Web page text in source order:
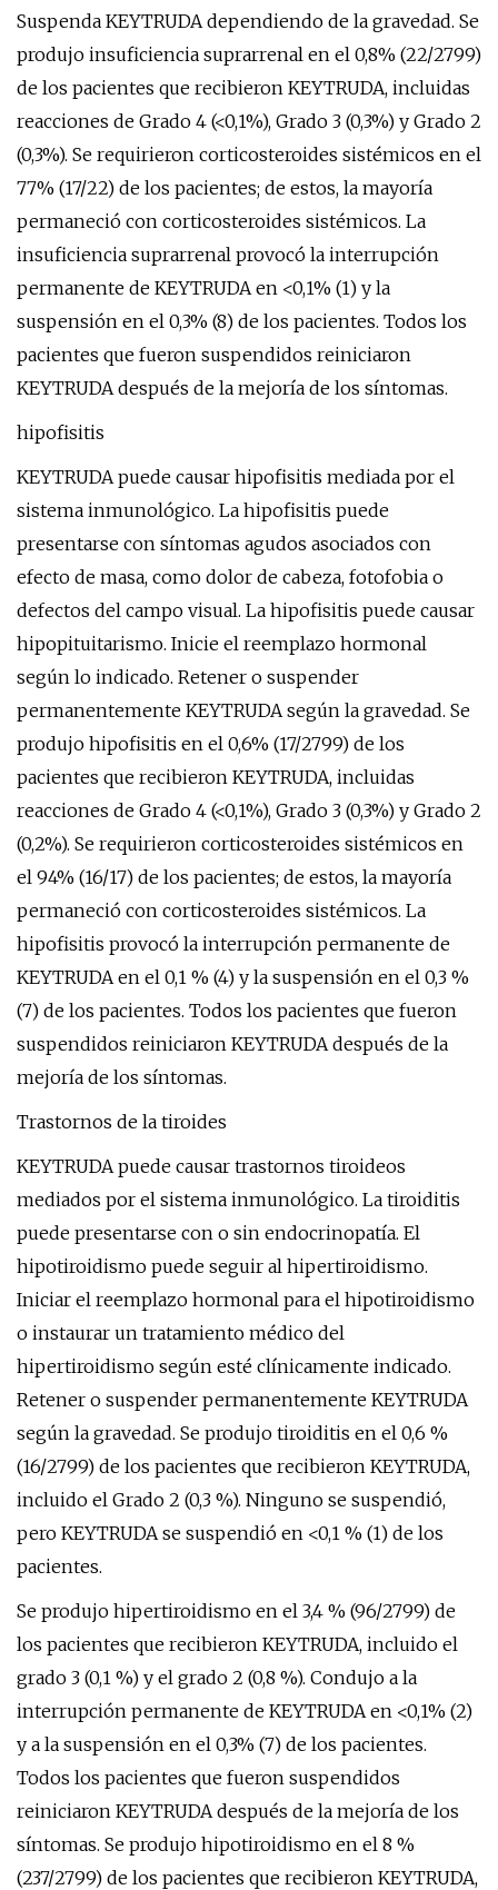
Suspenda KEYTRUDA dependiendo de la gravedad. Se
produjo insuficiencia suprarrenal en el 0,8% (22/2799)
de los pacientes que recibieron KEYTRUDA, incluidas
reacciones de Grado 4 (<0,1%), Grado 3 (0,3%) y Grado 2
(0,3%). Se requirieron corticosteroides sistémicos en el
77% (17/22) de los pacientes; de estos, la mayoría
permaneció con corticosteroides sistémicos. La
insuficiencia suprarrenal provocó la interrupción
permanente de KEYTRUDA en <0,1% (1) y la
suspensión en el 0,3% (8) de los pacientes. Todos los
pacientes que fueron suspendidos reiniciaron
KEYTRUDA después de la mejoría de los síntomas.
hipofisitis
KEYTRUDA puede causar hipofisitis mediada por el
sistema inmunológico. La hipofisitis puede
presentarse con síntomas agudos asociados con
efecto de masa, como dolor de cabeza, fotofobia o
defectos del campo visual. La hipofisitis puede causar
hipopituitarismo. Inicie el reemplazo hormonal
según lo indicado. Retener o suspender
permanentemente KEYTRUDA según la gravedad. Se
produjo hipofisitis en el 0,6% (17/2799) de los
pacientes que recibieron KEYTRUDA, incluidas
reacciones de Grado 4 (<0,1%), Grado 3 (0,3%) y Grado 2
(0,2%). Se requirieron corticosteroides sistémicos en
el 94% (16/17) de los pacientes; de estos, la mayoría
permaneció con corticosteroides sistémicos. La
hipofisitis provocó la interrupción permanente de
KEYTRUDA en el 0,1 % (4) y la suspensión en el 0,3 %
(7) de los pacientes. Todos los pacientes que fueron
suspendidos reiniciaron KEYTRUDA después de la
mejoría de los síntomas.
Trastornos de la tiroides
KEYTRUDA puede causar trastornos tiroideos
mediados por el sistema inmunológico. La tiroiditis
puede presentarse con o sin endocrinopatía. El
hipotiroidismo puede seguir al hipertiroidismo.
Iniciar el reemplazo hormonal para el hipotiroidismo
o instaurar un tratamiento médico del
hipertiroidismo según esté clínicamente indicado.
Retener o suspender permanentemente KEYTRUDA
según la gravedad. Se produjo tiroiditis en el 0,6 %
(16/2799) de los pacientes que recibieron KEYTRUDA,
incluido el Grado 2 (0,3 %). Ninguno se suspendió,
pero KEYTRUDA se suspendió en <0,1 % (1) de los
pacientes.
Se produjo hipertiroidismo en el 3,4 % (96/2799) de
los pacientes que recibieron KEYTRUDA, incluido el
grado 3 (0,1 %) y el grado 2 (0,8 %). Condujo a la
interrupción permanente de KEYTRUDA en <0,1% (2)
y a la suspensión en el 0,3% (7) de los pacientes.
Todos los pacientes que fueron suspendidos
reiniciaron KEYTRUDA después de la mejoría de los
síntomas. Se produjo hipotiroidismo en el 8 %
(237/2799) de los pacientes que recibieron KEYTRUDA,